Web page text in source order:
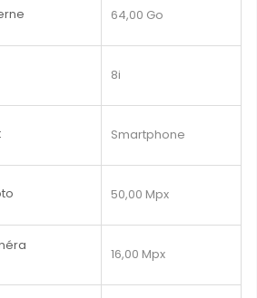
64,00 Go
8i
Smartphone
50,00 Mpx
16,00 Mpx